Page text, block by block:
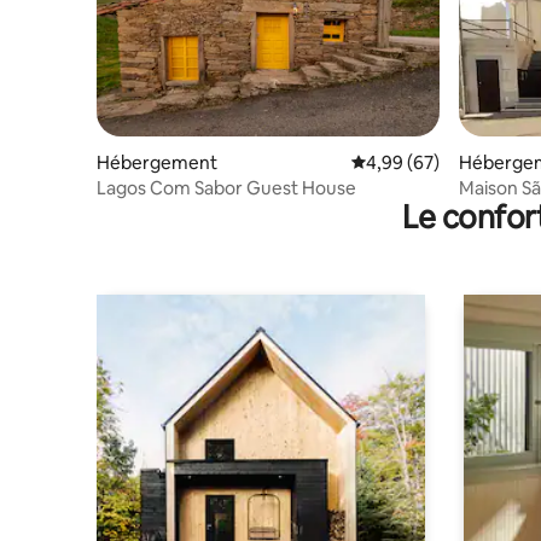
Hébergement Évaluation moyenne
4,99 (67)
Lagos Com Sabor Guest House
Maison
Le